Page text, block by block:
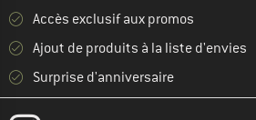
Accès exclusif aux promos
Ajout de produits à la liste d'envies
Surprise d'anniversaire